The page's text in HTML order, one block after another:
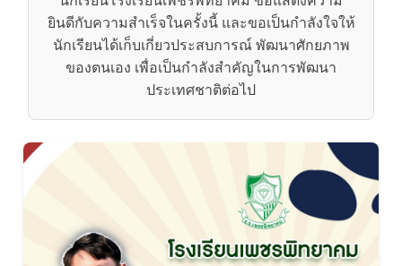
ยินดีกับความสำเร็จในครั้งนี้ และขอเป็นกำลังใจให้
นักเรียนได้เก็บเกี่ยวประสบการณ์ พัฒนาศักยภาพ
ของตนเอง เพื่อเป็นกำลังสำคัญในการพัฒนา
ประเทศชาติต่อไป